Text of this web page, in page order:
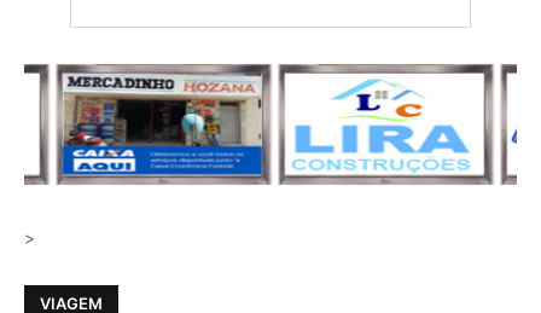
>
VIAGEM